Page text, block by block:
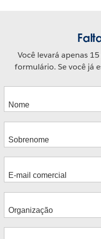
Você levará apenas
formulário. Se você já